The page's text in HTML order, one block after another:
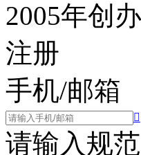
2005年创
注册
手机/邮箱

请输入规